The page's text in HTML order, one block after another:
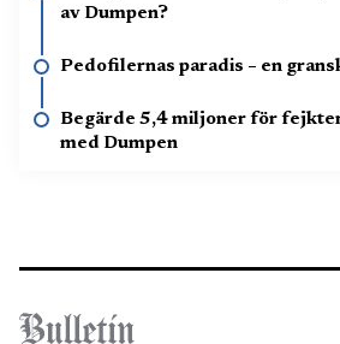
av Dumpen?
Pedofilernas paradis – en
Begärde 5,4 miljoner för
med Dumpen